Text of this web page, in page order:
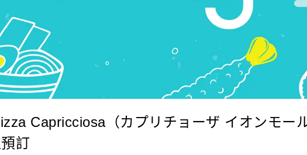
Capricciosa（カプリチョーザ イオンモー
訂